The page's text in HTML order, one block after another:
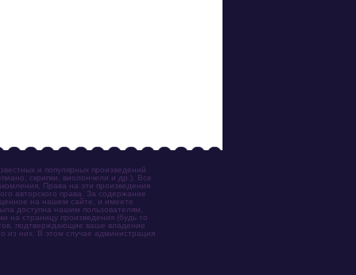
и популярных произведений
скрипки, виолончели и др.). Все
Права на эти произведения
авторского права. За содержание
на нашем сайте, и имеете
доступна нашим пользователям,
на страницу произведения (будь то
подтверждающие ваше владение
из них. В этом случае администрация